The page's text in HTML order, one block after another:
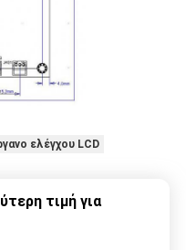
ελέγχου LCD
τιμή για